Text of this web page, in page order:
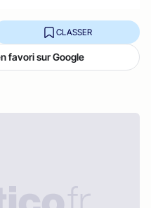
CLASSER
favori sur Google